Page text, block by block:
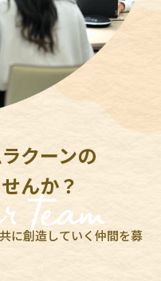
クーンの
んか？
に創造していく仲間を募